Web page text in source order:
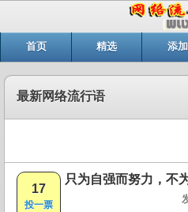
首页 精选 添加
最新网络流行语
17
投一票
只为自强而努力，不